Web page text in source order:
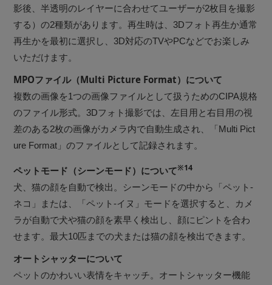
影後、半透明のレイヤーに合わせてユーザーが2枚目を撮影
する）の2種類があります。再生時は、3Dフォト再生か通常
再生かを最初に選択し、3D対応のTVやPCなどでお楽しみ
いただけます。
MPOファイル（Multi Picture Format）について
複数の画像を1つの画像ファイルとして扱うためのCIPA規格
のファイル形式。3Dフォト撮影では、左目用と右目用の視
差のある2枚の画像がカメラ内で自動生成され、「Multi Pict
ure Format」のファイルとして記録されます。
ペットモード（シーンモード）について※14
犬、猫の顔を自動で検出。シーンモードの中から「ペット-
ネコ」または、「ペット-イヌ」モードを選択すると、カメ
ラが自動で犬や猫の顔を素早く検出し、顔にピントを合わ
せます。最大10匹までの犬または猫の顔を検出できます。
オートシャッターについて
ペットのかわいい表情をキャッチ。オートシャッター機能